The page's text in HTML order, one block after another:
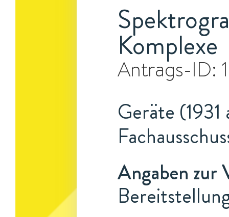
Komplexe
Antrags-ID:
Geräte
Angaben zur